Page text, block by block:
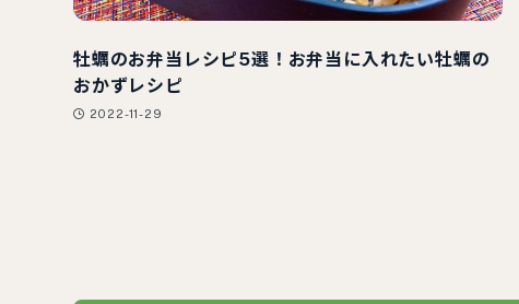
牡蠣のお弁当レシピ5選！お弁当に入れたい牡蠣の
おかずレシピ
2022-11-29